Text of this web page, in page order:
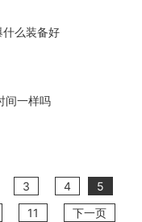
么装备好
间一样吗
3 4
5
11
下一页